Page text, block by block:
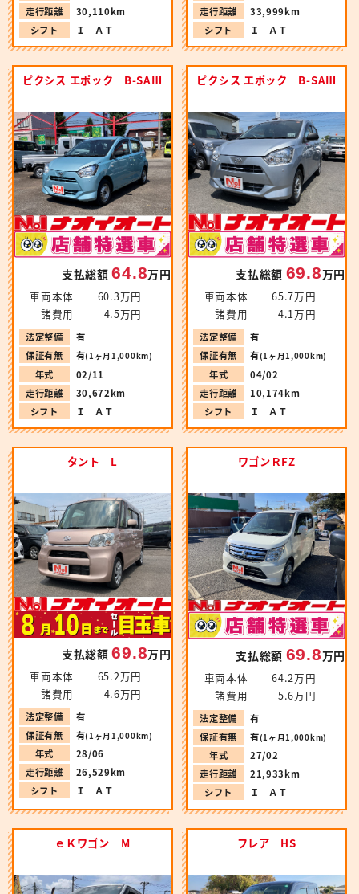
走行距離
30,110km
シフト
Ｉ ＡＴ
走行距離
33,999km
シフト
Ｉ ＡＴ
ピクシス エポック B-SAⅢ
支払総額64.8万円
車両本体
60.3万円
諸費用
4.5万円
法定整備
有
保証有無
有(1ヶ月1,000km)
年式
02/11
走行距離
30,672km
シフト
Ｉ ＡＴ
ピクシス エポック B-SAⅢ
支払総額 69.8万円
車両本体
65.7万円
諸費用
4.1万円
法定整備
有
保証有無
有(1ヶ月1,000km)
年式
04/02
走行距離
10,174km
シフト
Ｉ ＡＴ
タント L
支払総額69.8万円
車両本体
65.2万円
諸費用
4.6万円
法定整備
有
保証有無
有(1ヶ月1,000km)
年式
28/06
走行距離
26,529km
シフト
Ｉ ＡＴ
ワゴンＲFZ
支払総額 69.8万円
車両本体
64.2万円
諸費用
5.6万円
法定整備
有
保証有無
有(1ヶ月1,000km)
年式
27/02
走行距離
21,933km
シフト
Ｉ ＡＴ
ｅＫワゴン M フレア HS